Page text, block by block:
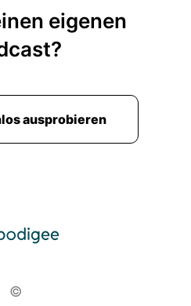
eigenen
ausprobieren
©